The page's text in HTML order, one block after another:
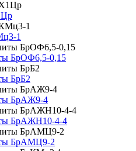
1
БрОФ6,5-0,15
БрБ2
БрАЖ9-4
БрАЖН10-4-4
БрАМЦ9-2